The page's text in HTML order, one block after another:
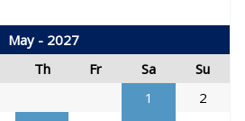
May - 2027
Th Fr Sa
Su
1
2